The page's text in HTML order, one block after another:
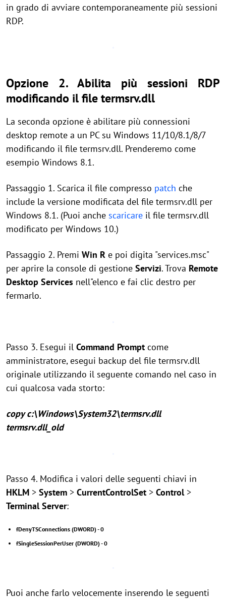
in grado di avviare contemporaneamente più sessioni
RDP.
Opzione 2. Abilita più sessioni RDP
modificando il file termsrv.dll
La seconda opzione è abilitare più connessioni
desktop remote a un PC su Windows 11/10/8.1/8/7
modificando il file termsrv.dll. Prenderemo come
esempio Windows 8.1.
Passaggio 1. Scarica il file compresso patch che
include la versione modificata del file termsrv.dll per
Windows 8.1. (Puoi anche scaricare il file termsrv.dll
modificato per Windows 10.)
Passaggio 2. Premi Win R e poi digita "services.msc"
per aprire la console di gestione Servizi. Trova Remote
Desktop Services nell"elenco e fai clic destro per
fermarlo.
Passo 3. Esegui il Command Prompt come
amministratore, esegui backup del file termsrv.dll
originale utilizzando il seguente comando nel caso in
cui qualcosa vada storto:
copy c:\Windows\System32\termsrv.dll
termsrv.dll_old
Passo 4. Modifica i valori delle seguenti chiavi in
HKLM > System > CurrentControlSet > Control>
Terminal Server:
fDenyTSConnections (DWORD) - 0
fSingleSessionPerUser (DWORD) - 0
Puoi anche farlo velocemente inserendo le seguenti